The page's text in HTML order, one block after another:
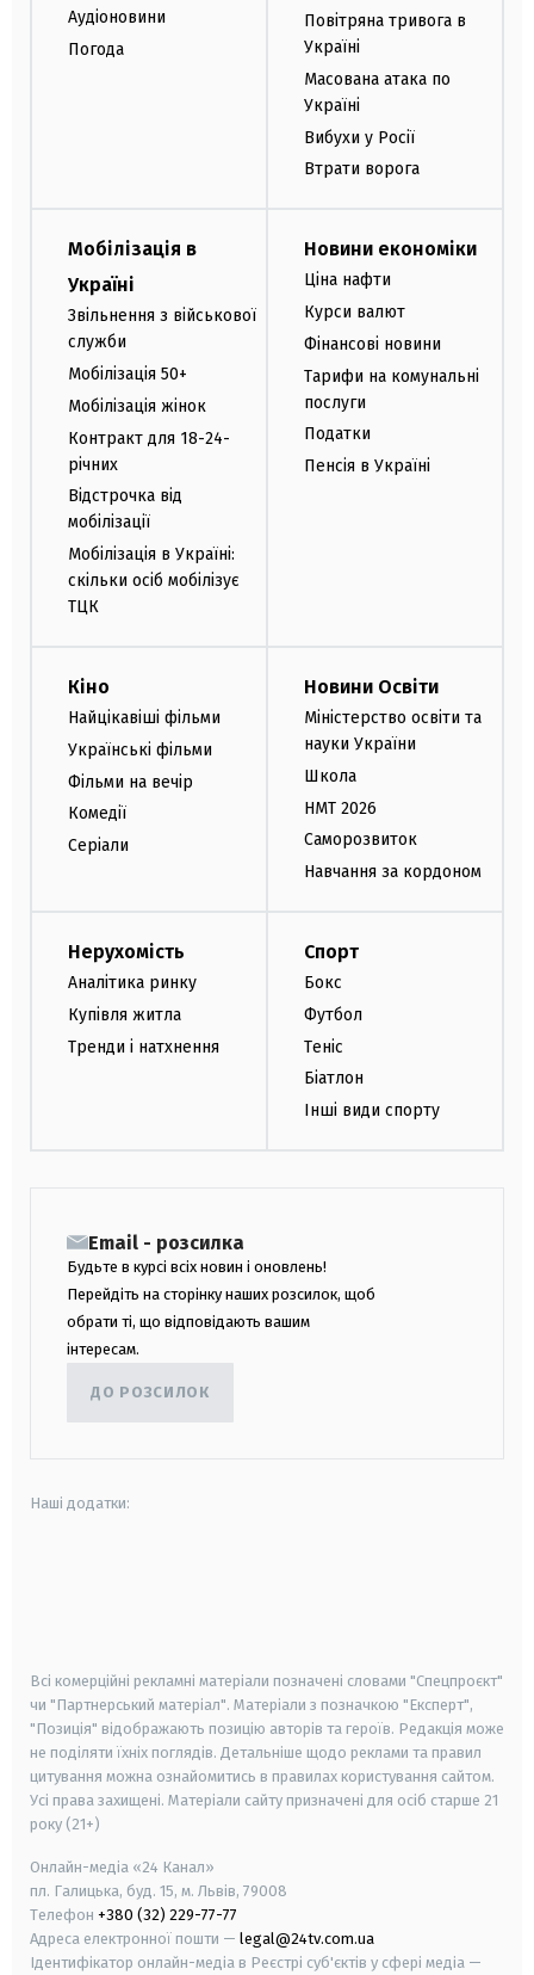
Аудіоновини
Погода
Повітряна тривога в
Україні
Масована атака по
Україні
Вибухи у Росії
Втрати ворога
Мобілізація в
Україні
Звільнення з військової
служби
Мобілізація 50+
Мобілізація жінок
Контракт для 18-24-
річних
Відстрочка від
мобілізації
Мобілізація в Україні:
скільки осіб мобілізує
ТЦК
Новини економіки
Ціна нафти
Курси валют
Фінансові новини
Тарифи на комунальні
послуги
Податки
Пенсія в Україні
Кіно
Найцікавіші фільми
Українські фільми
Фільми на вечір
Комедії
Серіали
Новини Освіти
Міністерство освіти та
науки України
Школа
НМТ 2026
Саморозвиток
Навчання за кордоном
Нерухомість
Аналітика ринку
Купівля житла
Тренди і натхнення
Спорт
Бокс
Футбол
Теніс
Біатлон
Інші види спорту
Email - розсилка
Будьте в курсі всіх новин і оновлень!
Перейдіть на сторінку наших розсилок, щоб
обрати ті, що відповідають вашим
інтересам.
ДО РОЗСИЛОК
Наші додатки:
Всі комерційні рекламні матеріали позначені словами "Спецпроєкт"
чи "Партнерський матеріал". Матеріали з позначкою "Експерт",
"Позиція" відображають позицію авторів та героїв. Редакція може
не поділяти їхніх поглядів. Детальніше щодо реклами та правил
цитування можна ознайомитись в правилах користування сайтом.
Усі права захищені. Матеріали сайту призначені для осіб старше 21
року (21+)
Онлайн-медіа «24 Канал»
пл. Галицька, буд. 15, м. Львів, 79008
Телефон +380 (32) 229-77-77
Адреса електронної пошти — legal@24tv.com.ua
Ідентифікатор онлайн-медіа в Реєстрі суб'єктів у сфері медіа —